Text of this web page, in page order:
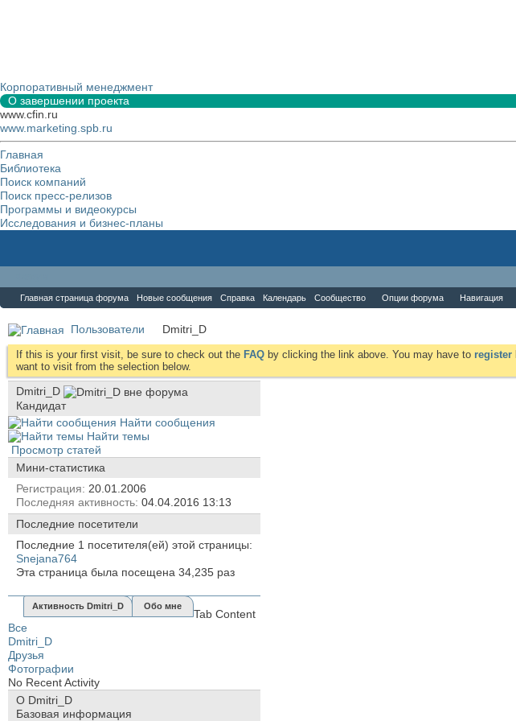
Корпоративный менеджмент
О завершении проекта
www.cfin.ru
www.marketing.spb.ru
Главная
Библиотека
Поиск компаний
Поиск пресс-релизов
Программы и видеокурсы
Исследования и бизнес-планы
Главная страница форума Новые сообщения Справка Календарь Сообщество Опции форума Навигация
Пользователи Dmitri_D
If this is your first visit, be sure to check out the FAQ by clicking the link above. You may have to register
want to visit from the selection below.
Dmitri_D
Кандидат
Найти сообщения
Найти темы
Просмотр статей
Мини-статистика
Регистрация
20.01.2006
Последняя активность 04.04.2016 13:13
Последние посетители
Последние 1 посетителя(ей) этой страницы:
Snejana764
Эта страница была посещена 34,235 раз
Активность Dmitri_D Обо мне
Tab Content
Все
Dmitri_D
Друзья
Фотографии
No Recent Activity
О Dmitri_D
Базовая информация